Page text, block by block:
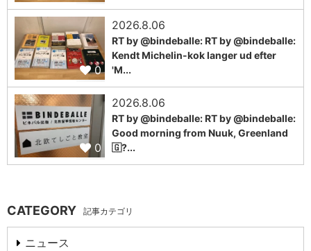
0
2026.8.06
RT by @bindeballe: RT by @bindeballe:
Kendt Michelin-kok langer ud efter
'M...
0
2026.8.06
RT by @bindeballe: RT by @bindeballe:
Good morning from Nuuk, Greenland
🇬?...
CATEGORY 記事カテゴリ
ニュース